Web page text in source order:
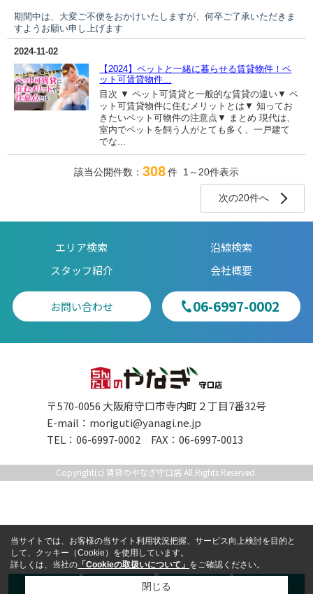
期間中は、大変ご不便をおかけいたしますが、何卒ご了承いただきま
すようお願い申し上げます
2024-11-02
【2024】ペットと一緒に暮らせる賃貸物件！ペ
ット可賃貸物件...
目次 ▼ ペット可賃貸と一般的な賃貸の違い▼ ペ
ット可賃貸物件に住むメリットとは▼ 知ってお
きたいペット可物件の注意点▼ まとめ 現代は、
室内でペットを飼う人がとても多く、一戸建て
でな...
該当公開件数： 308件 1～20件表示
次の20件へ
お問合せ
エリア検索
沿線検索
スタッフ紹介
会社概要
お問い合わせ 06-6997-0002
〒570-0056 大阪府守口市寺内町２丁目7番32号
E-mail： moriguti@yanagi.ne.jp
TEL：06-6997-0002 FAX：06-6997-0013
Copyright(c) 賃貸のやなぎ守口店 All Rights Reserved.
当サイトでは、お客様の当サイト利用状況把握、サービス向上検討を目的と
して、クッキー（Cookie）を使用しています。
詳しくは、当社の 「Cookieの取扱いについて」 をご確認ください。
閉じる